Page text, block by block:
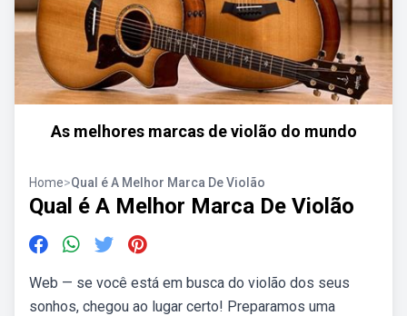
As melhores marcas de violão do mundo
Home>Qual é A Melhor Marca De Violão
Qual é A Melhor Marca De Violão
Web — se você está em busca do violão dos seus
sonhos, chegou ao lugar certo! Preparamos uma